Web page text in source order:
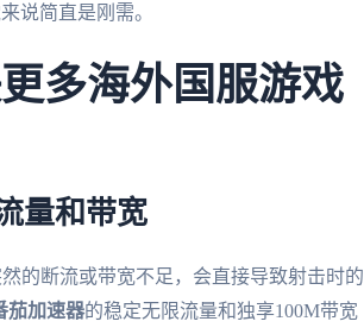
说简直是刚需。
多海外国服游戏
量和带宽
的断流或带宽不足，会直接导致射击时的
茄加速器的稳定无限流量和独享100M带宽